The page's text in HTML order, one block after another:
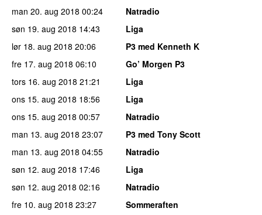
man 20. aug 2018 00:24
Natradio
søn 19. aug 2018 14:43
Liga
lør 18. aug 2018 20:06
P3 med Kenneth K
fre 17. aug 2018 06:10
Go’ Morgen P3
tors 16. aug 2018 21:21
Liga
ons 15. aug 2018 18:56
Liga
ons 15. aug 2018 00:57
Natradio
man 13. aug 2018 23:07
P3 med Tony Scott
man 13. aug 2018 04:55
Natradio
søn 12. aug 2018 17:46
Liga
søn 12. aug 2018 02:16
Natradio
fre 10. aug 2018 23:27
Sommeraften